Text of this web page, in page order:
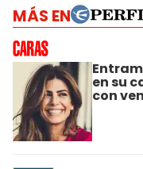
MÁS EN
en su
con